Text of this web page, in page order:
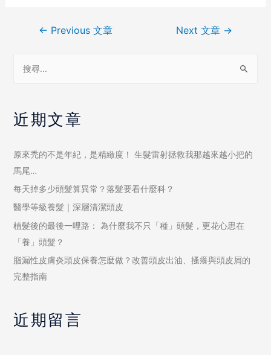
← Previous 文章 Next 文章 →
近期文章
原來禿的不是年紀，是精緻度！ 生髮雷射拯救我那越來越小把的
馬尾…
每天掉多少頭髮算異常？落髮要看什麼科？
醫學等級養髮｜深層清潔頭皮
植髮後的最後一哩路： 為什麼我不只「種」頭髮，更花心思在
「養」頭髮？
脂漏性皮膚炎頭皮保養怎麼做？改善頭皮出油、搔癢與頭皮屑的
完整指南
近期留言